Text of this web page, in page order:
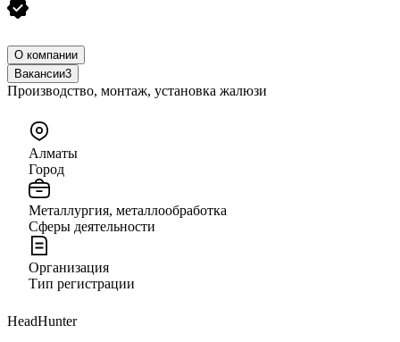
О компании
Вакансии3
Производство, монтаж, установка жалюзи
Алматы
Город
Металлургия, металлообработка
Сферы деятельности
Организация
Тип регистрации
HeadHunter